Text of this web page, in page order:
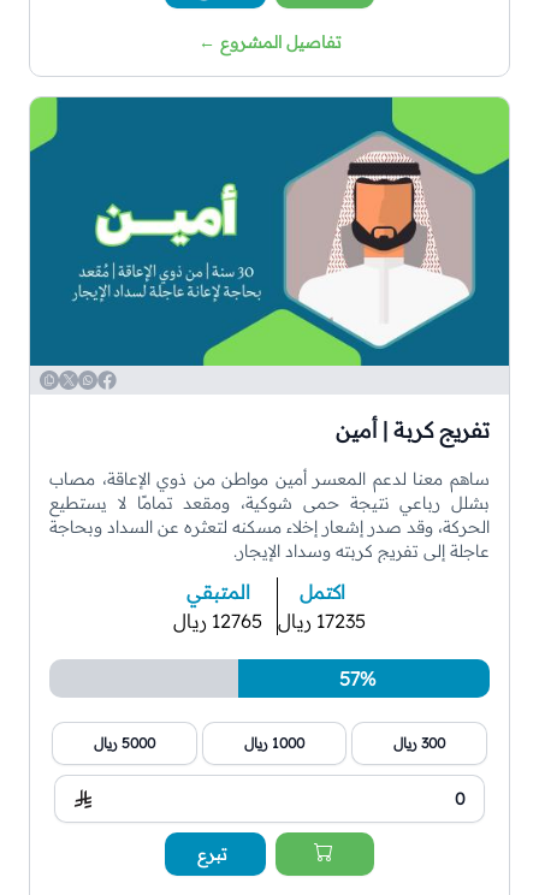
تفاصيل المشروع ←
Facebook
WhatsApp
Twitter
Copy
تفريج كربة | أمين
ساهم معنا لدعم المعسر أمين مواطن من ذوي الإعاقة، مصاب
بشلل رباعي نتيجة حمى شوكية، ومقعد تمامًا لا يستطيع
الحركة، وقد صدر إشعار إخلاء مسكنه لتعثره عن السداد وبحاجة
عاجلة إلى تفريج كربته وسداد الإيجار.
اكتمل
17235 ريال
المتبقي
12765 ريال
57%
300 ريال 1000 ريال 5000 ريال
تبرع